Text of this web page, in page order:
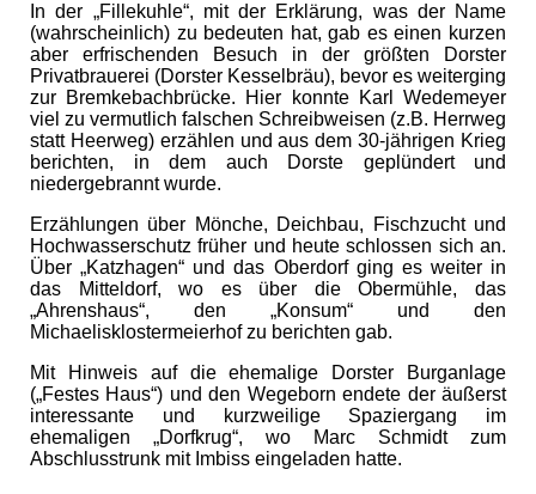
In der „Fillekuhle“, mit der Erklärung, was der Name
(wahrscheinlich) zu bedeuten hat, gab es einen kurzen
aber erfrischenden Besuch in der größten Dorster
Privatbrauerei (Dorster Kesselbräu), bevor es weiterging
zur Bremkebachbrücke. Hier konnte Karl Wedemeyer
viel zu vermutlich falschen Schreibweisen (z.B. Herrweg
statt Heerweg) erzählen und aus dem 30-jährigen Krieg
berichten, in dem auch Dorste geplündert und
niedergebrannt wurde.
Erzählungen über Mönche, Deichbau, Fischzucht und
Hochwasserschutz früher und heute schlossen sich an.
Über „Katzhagen“ und das Oberdorf ging es weiter in
das Mitteldorf, wo es über die Obermühle, das
„Ahrenshaus“, den „Konsum“ und den
Michaelisklostermeierhof zu berichten gab.
Mit Hinweis auf die ehemalige Dorster Burganlage
(„Festes Haus“) und den Wegeborn endete der äußerst
interessante und kurzweilige Spaziergang im
ehemaligen „Dorfkrug“, wo Marc Schmidt zum
Abschlusstrunk mit Imbiss eingeladen hatte.